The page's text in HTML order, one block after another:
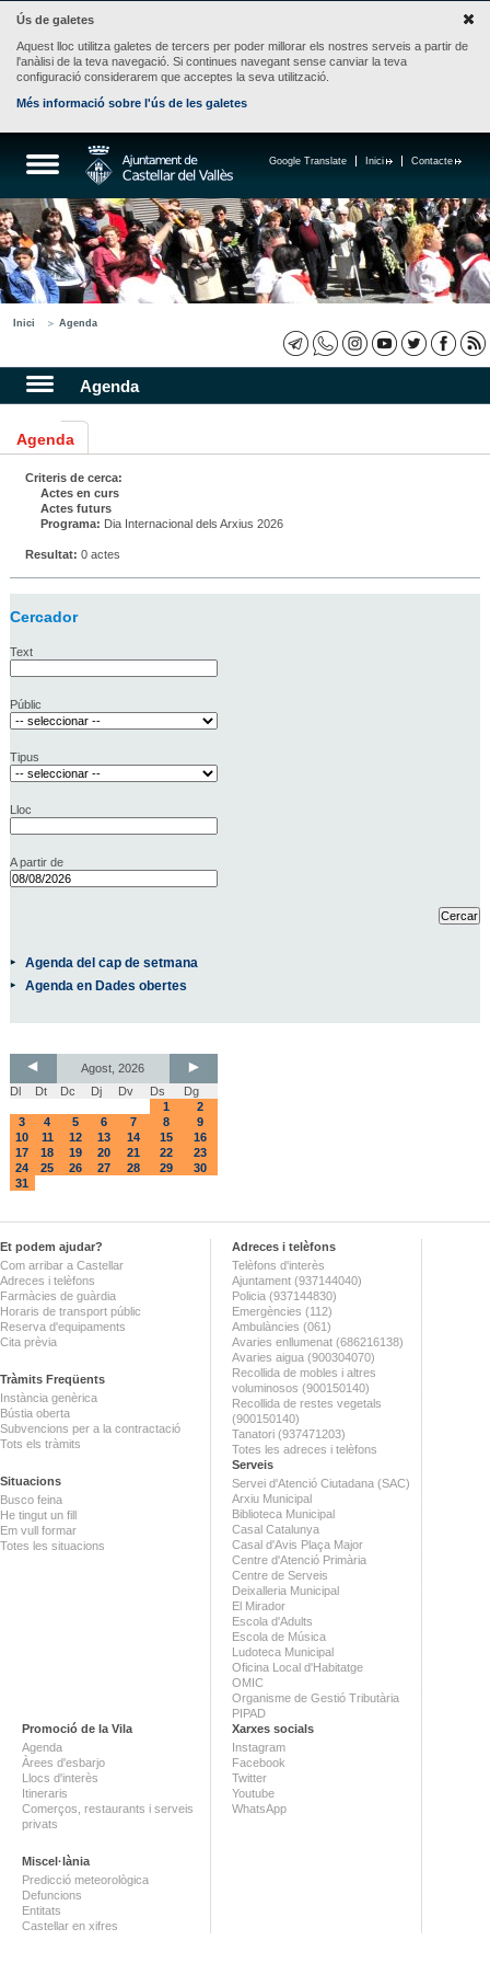
Ús de galetes
Aquest lloc utilitza galetes de tercers per poder millorar els nostres serveis a partir de
l'anàlisi de la teva navegació. Si continues navegant sense canviar la teva
configuració considerarem que acceptes la seva utilització.
Més informació sobre l'ús de les galetes
Contacte
Inici
Google Translate
Inici Agenda
Agenda
Agenda
Criteris de cerca:
Actes en curs
Actes futurs
Programa: Dia Internacional dels Arxius 2026
Resultat: 0 actes
Cercador
Text
Públic
Tipus
Lloc
A partir de
Agenda del cap de setmana
Agenda en Dades obertes
Agost, 2026
Dl
Dt Dc Dj Dv Ds
Dg
1
2
3
4 5 6 7 8
9
10
11 12 13 14 15
16
17
18 19 20 21 22
23
24
25 26 27 28 29
30
31
Et podem ajudar?
Com arribar a Castellar
Adreces i telèfons
Farmàcies de guàrdia
Horaris de transport públic
Reserva d'equipaments
Cita prèvia
Tràmits Freqüents
Instància genèrica
Bústia oberta
Subvencions per a la contractació
Tots els tràmits
Situacions
Busco feina
He tingut un fill
Em vull formar
Totes les situacions
Adreces i telèfons
Telèfons d'interès
Ajuntament (937144040)
Policia (937144830)
Emergències (112)
Ambulàncies (061)
Avaries enllumenat (686216138)
Avaries aigua (900304070)
Recollida de mobles i altres
voluminosos (900150140)
Recollida de restes vegetals
(900150140)
Tanatori (937471203)
Totes les adreces i telèfons
Serveis
Servei d'Atenció Ciutadana (SAC)
Arxiu Municipal
Biblioteca Municipal
Casal Catalunya
Casal d'Avis Plaça Major
Centre d'Atenció Primària
Centre de Serveis
Deixalleria Municipal
El Mirador
Escola d'Adults
Escola de Música
Ludoteca Municipal
Oficina Local d'Habitatge
OMIC
Organisme de Gestió Tributària
PIPAD
Promoció de la Vila
Agenda
Àrees d'esbarjo
Llocs d'interès
Itineraris
Comerços, restaurants i serveis
privats
Miscel·lània
Predicció meteorològica
Defuncions
Entitats
Castellar en xifres
Xarxes socials
Instagram
Facebook
Twitter
Youtube
WhatsApp